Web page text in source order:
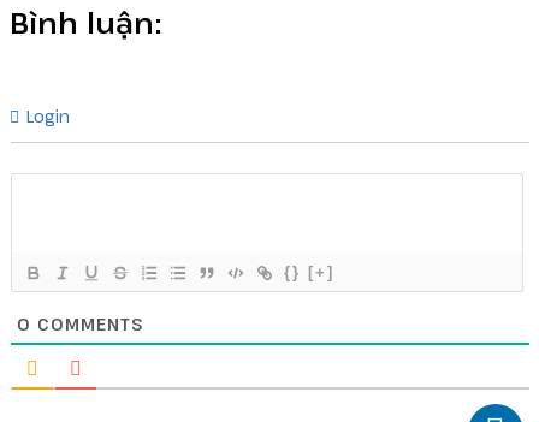
Bình luận:
Login
{} [+]
0 COMMENTS